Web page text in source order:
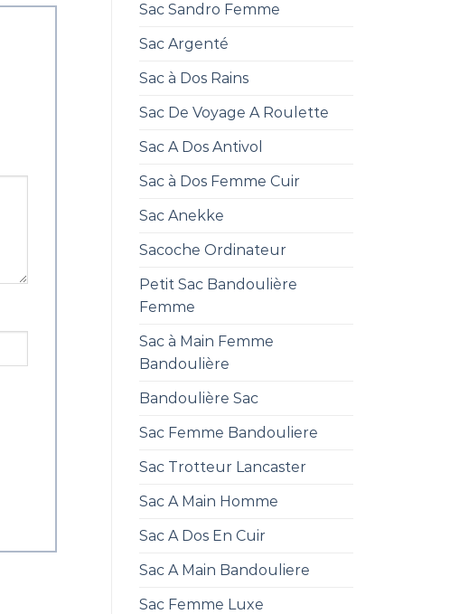
Sac Sandro Femme
Sac Argenté
Sac à Dos Rains
Sac De Voyage A Roulette
Sac A Dos Antivol
Sac à Dos Femme Cuir
Sac Anekke
Sacoche Ordinateur
Petit Sac Bandoulière
Femme
Sac à Main Femme
Bandoulière
Bandoulière Sac
Sac Femme Bandouliere
Sac Trotteur Lancaster
Sac A Main Homme
Sac A Dos En Cuir
Sac A Main Bandouliere
Sac Femme Luxe